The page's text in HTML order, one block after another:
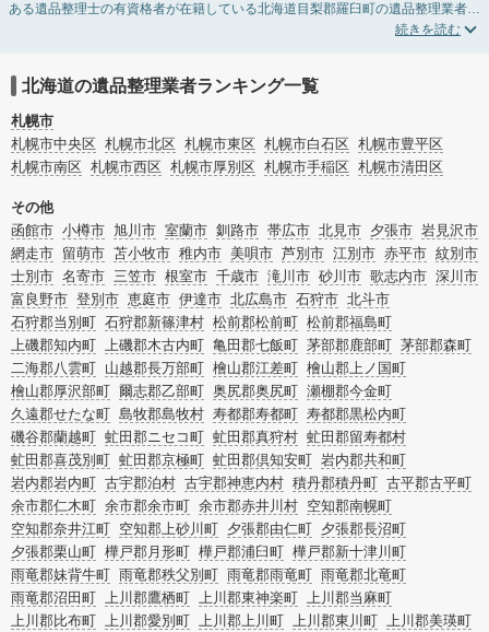
ある遺品整理士の有資格者が在籍している北海道目梨郡羅臼町の遺品整理業者が
掲載されています。遺品処分を即日対応してくれる実家の片付け業者や遺品整理
ービスで絞り込み条件を利用し検索してみましょう。
ゴミの処分方法や親の家の遺品整理をはじめる時期などお役立ち情報も豊富なの
で、チェックしてみてください。
北海道の遺品整理業者ランキング一覧
札幌市
札幌市中央区 札幌市北区 札幌市東区 札幌市白石区 札幌市豊平区
札幌市南区 札幌市西区 札幌市厚別区 札幌市手稲区 札幌市清田区
その他
函館市 小樽市 旭川市 室蘭市 釧路市 帯広市 北見市 夕張市 岩見沢市
網走市 留萌市 苫小牧市 稚内市 美唄市 芦別市 江別市 赤平市 紋別市
士別市 名寄市 三笠市 根室市 千歳市 滝川市 砂川市 歌志内市 深川市
富良野市 登別市 恵庭市 伊達市 北広島市 石狩市 北斗市
石狩郡当別町 石狩郡新篠津村 松前郡松前町 松前郡福島町
上磯郡知内町 上磯郡木古内町 亀田郡七飯町 茅部郡鹿部町 茅部郡森町
二海郡八雲町 山越郡長万部町 檜山郡江差町 檜山郡上ノ国町
檜山郡厚沢部町 爾志郡乙部町 奥尻郡奥尻町 瀬棚郡今金町
久遠郡せたな町 島牧郡島牧村 寿都郡寿都町 寿都郡黒松内町
磯谷郡蘭越町 虻田郡ニセコ町 虻田郡真狩村 虻田郡留寿都村
虻田郡喜茂別町 虻田郡京極町 虻田郡倶知安町 岩内郡共和町
岩内郡岩内町 古宇郡泊村 古宇郡神恵内村 積丹郡積丹町 古平郡古平町
余市郡仁木町 余市郡余市町 余市郡赤井川村 空知郡南幌町
空知郡奈井江町 空知郡上砂川町 夕張郡由仁町 夕張郡長沼町
夕張郡栗山町 樺戸郡月形町 樺戸郡浦臼町 樺戸郡新十津川町
雨竜郡妹背牛町 雨竜郡秩父別町 雨竜郡雨竜町 雨竜郡北竜町
雨竜郡沼田町 上川郡鷹栖町 上川郡東神楽町 上川郡当麻町
上川郡比布町 上川郡愛別町 上川郡上川町 上川郡東川町 上川郡美瑛町